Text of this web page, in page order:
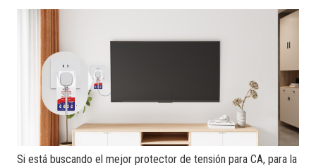
Si está buscando el mejor protector de tensión para CA, para la